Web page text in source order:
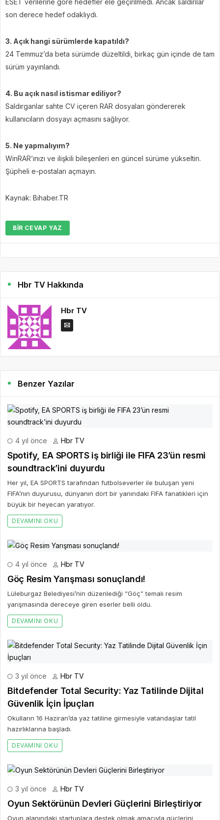
son derece hedef odaklıydı.
3. Açık hangi sürümlerde kapatıldı?
24 Temmuz’da beta sürümde düzeltildi, birkaç gün içinde de tam
sürüm yayınlandı.
4. Bu açık nasıl istismar ediliyor?
Saldırganlar sahte CV içeren RAR dosyaları göndererek
kullanıcıların dosyayı açmasını sağlıyor.
5. Ne yapmalıyım?
WinRAR’ınızı ve ilişkili bileşenleri en güncel sürüme yükseltin.
Şüpheli e-postaları açmayın.
Kaynak: Bihaber.TR
BIR CEVAP YAZ
Hbr TV Hakkında
Hbr TV
Benzer Yazılar
4 yıl önce Hbr TV
Spotify, EA SPORTS iş birliği ile FIFA 23’ün resmi
soundtrack’ini duyurdu
Her yıl, EA SPORTS tarafından futbolseverler ile buluşan yeni
FIFA’nın duyurusu, dünyanın dört bir yanındaki FIFA fanatikleri için
büyük bir heyecan yaratıyor.
DEVAMINI OKU
4 yıl önce Hbr TV
Göç Resim Yarışması sonuçlandı!
Lüleburgaz Belediyesi’nin düzenlediği “Göç” temalı resim
yarışmasında dereceye giren eserler belli oldu.
DEVAMINI OKU
3 yıl önce Hbr TV
Bitdefender Total Security: Yaz Tatilinde Dijital
Güvenlik İçin İpuçları
Okulların 16 Haziran’da yaz tatiline girmesiyle vatandaşlar tatil
hazırlıklarına başladı.
DEVAMINI OKU
3 yıl önce Hbr TV
Oyun Sektörünün Devleri Güçlerini Birleştiriyor
Oyun alanındaki startuplara destek olmak amacıyla güçlerini